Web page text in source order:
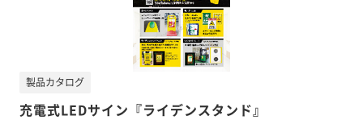
充電式LEDサイン『ライデンスタンド』
製品カタログ